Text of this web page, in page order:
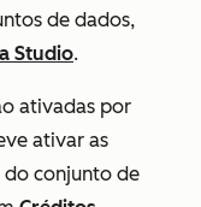
de dados,
Studio.
ativadas por
ativar as
do conjunto de